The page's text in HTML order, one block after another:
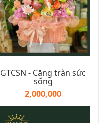
GTCSN - Căng tràn sức
sống
2,000,000